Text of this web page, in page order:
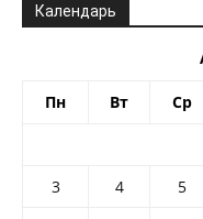
Календарь
Пн Вт Ср
3
4 5